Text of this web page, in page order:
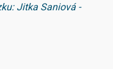
Jitka Saniová -